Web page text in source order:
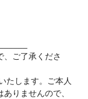
信頼)
、ご了承くださ
たします。ご本人
りませんので、